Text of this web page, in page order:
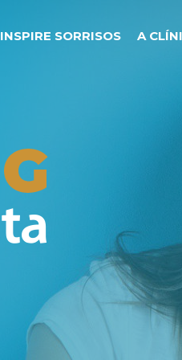
INSPIRE SORRISOS A